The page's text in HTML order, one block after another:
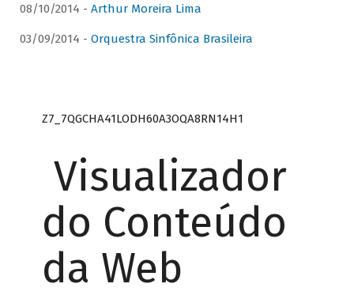
08/10/2014 - Arthur Moreira Lima
03/09/2014 - Orquestra Sinfônica Brasileira
Z7_7QGCHA41LODH60A3OQA8RN14H1
Visualizador
do Conteúdo
da Web